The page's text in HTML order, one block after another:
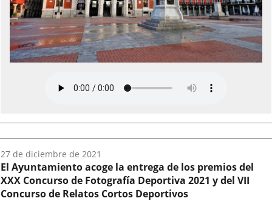
Fecha
del
audio:
27 de diciembre de 2021
El Ayuntamiento acoge la entrega de los premios del
XXX Concurso de Fotografía Deportiva 2021 y del VII
Concurso de Relatos Cortos Deportivos